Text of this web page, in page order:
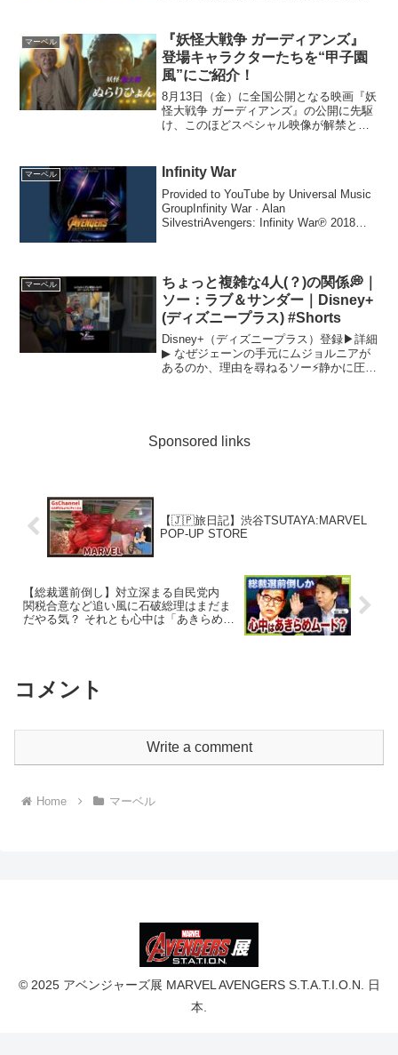
マーベル
『妖怪大戦争 ガーディアンズ』
登場キャラクターたちを“甲子園
風”にご紹介！
8月13日（金）に全国公開となる映画『妖
怪大戦争 ガーディアンズ』の公開に先駆
け、このほどスペシャル映像が解禁とり
ンスや解説の形式で紹介する“甲子園風”の
映像となってい...
マーベル Infinity War
Provided to YouTube by Universal Music
GroupInfinity War · Alan
SilvestriAvengers: Infinity War℗ 2018
マーベル
ちょっと複雑な4人(？)の関係💭｜
ソー：ラブ＆サンダー｜Disney+
(ディズニープラス) #Shorts
Disney+（ディズニープラス）登録▶︎詳細
▶︎ なぜジェーンの手元にムジョルニアが
あるのか、理由を尋ねるソー⚡️静かに圧を
Sponsored links
【🇯🇵旅日記】渋谷TSUTAYA:MARVEL
POP-UP STORE
【総裁選前倒し】対立深まる自民党内
関税合意など追い風に石破総理はまだま
だやる気？ それとも心中は「あきらめモ
コメント
Write a comment
Home マーベル
© 2025 アベンジャーズ展 MARVEL AVENGERS S.T.A.T.I.O.N. 日
本.